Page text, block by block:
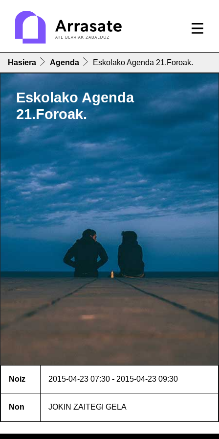
Hasiera Agenda Eskolako Agenda 21.Foroak.
Eskolako Agenda
21.Foroak.
Noiz 2015-04-23 07:30 - 2015-04-23 09:30
Non JOKIN ZAITEGI GELA